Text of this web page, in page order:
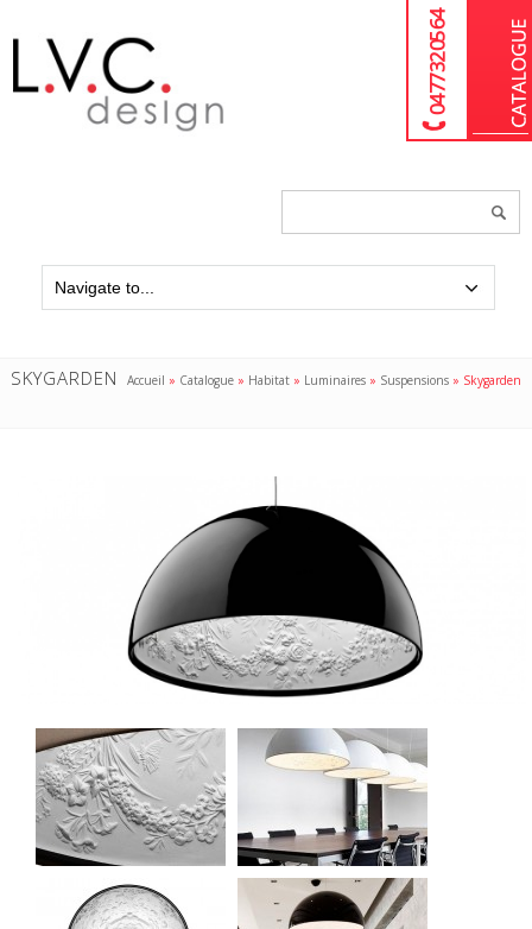
04 77 32 05 64
SKYGARDEN Accueil » Catalogue » Habitat » Luminaires » Suspensions » Skygarden